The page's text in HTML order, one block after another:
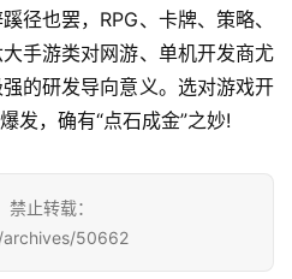
径也罢，RPG、卡牌、策略、
手游类对网游、单机开发商尤
的研发导向意义。选对游戏开
发，确有“点石成金”之妙!
止转载：
50662